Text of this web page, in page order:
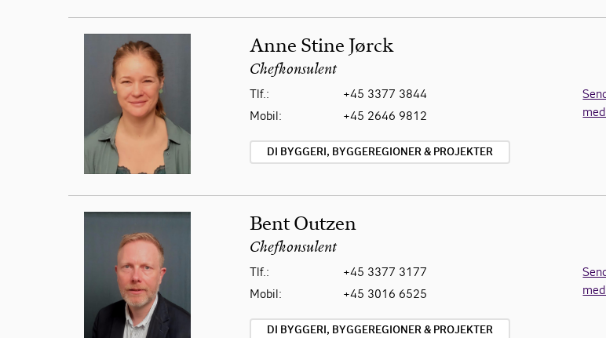
Anne Stine Jørck
Chefkonsulent
Tlf.:
+45 3377 3844
Mobil:
+45 2646 9812
DI BYGGERI, BYGGEREGIONER & PROJEKTER
Bent Outzen
Chefkonsulent
Tlf.:
+45 3377 3177
Mobil:
+45 3016 6525
DI BYGGERI, BYGGEREGIONER & PROJEKTER